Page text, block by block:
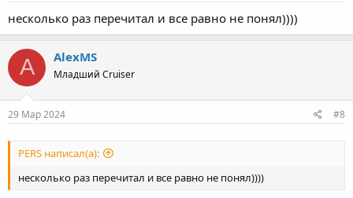
несколько раз перечитал и все равно не понял))))
A AlexMS
Младший Cruiser
29 Мар 2024 #8
PERS написал(а):
несколько раз перечитал и все равно не понял))))